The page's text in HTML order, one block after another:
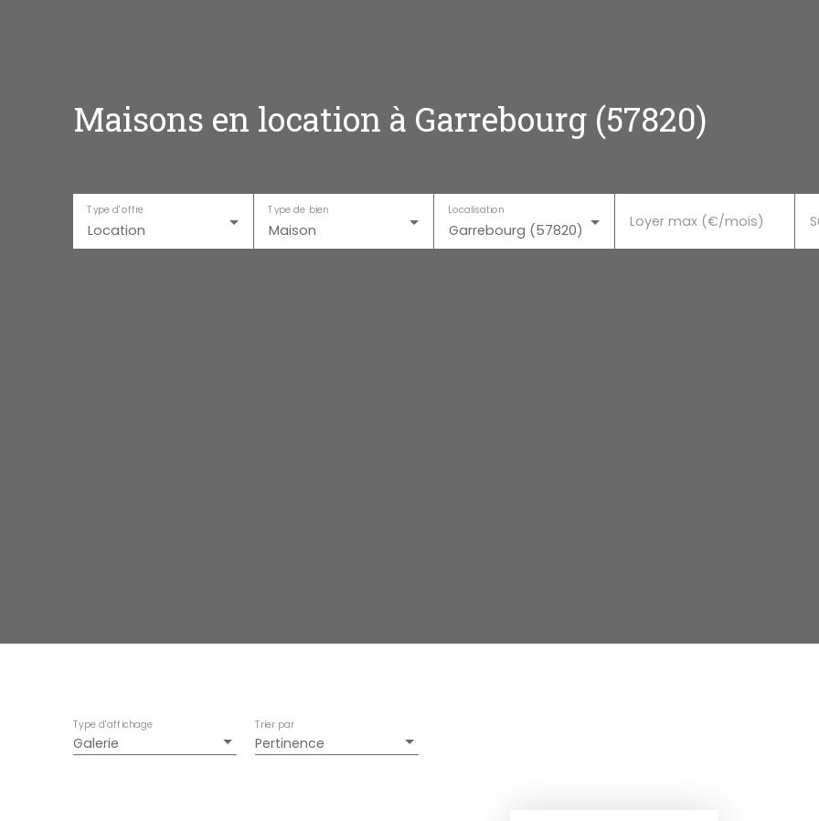
Maisons en location à Garrebourg (57820)
Location
Type d'offre
Maison
Type de bien
Garrebourg (57820)
Localisation
Loyer max (€/mois)
Galerie
Type d'affichage
Pertinence
Trier par